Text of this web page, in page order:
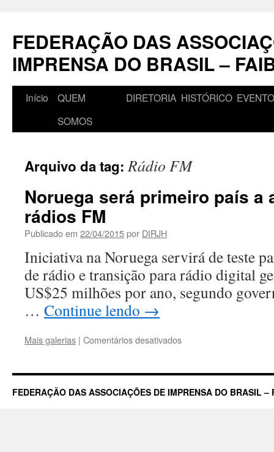
conteúdo
FEDERAÇÃO DAS
IMPRENSA DO BRASIL –
Início
QUEM
SOMOS
DIRETORIA HISTÓRICO
Arquivo da tag:Rádio FM
Noruega será primeiro país a
rádios FM
Publicado em 22/04/2015por DIRJH
Iniciativa na Noruega servirá de teste
de rádio e transição para rádio digital
US$25 milhões por ano,
… Continue lendo →
Mais galerias | Comentários desativadosem
primeiro
país
FEDERAÇÃO DAS ASSOCIAÇÕES DE IMPRENSA DO BRASIL –